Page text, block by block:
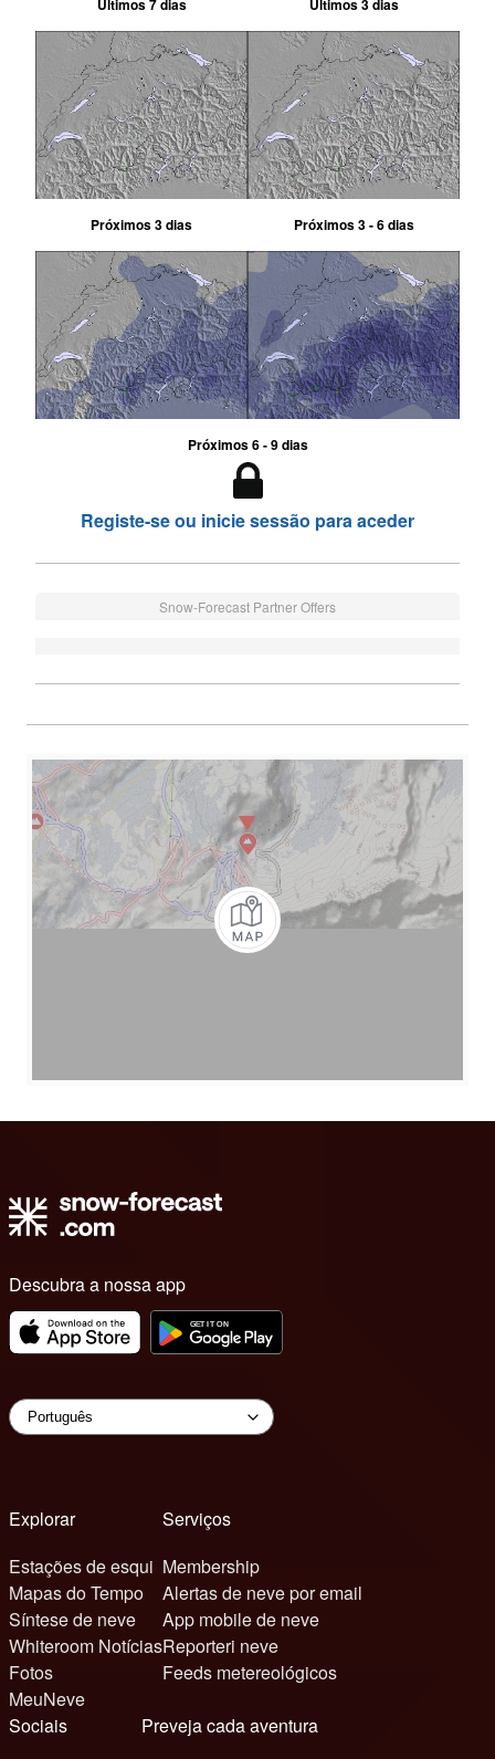
Últimos 7 dias Últimos 3 dias
Próximos 3 dias Próximos 3 - 6 dias
Próximos 6 - 9 dias
Registe-se ou inicie sessão para aceder
Snow-Forecast Partner Offers
Descubra a nossa app
Explorar
Estações de esqui
Mapas do Tempo
Síntese de neve
Whiteroom Notícias
Fotos
MeuNeve
Serviços
Membership
Alertas de neve por email
App mobile de neve
Reporteri neve
Feeds metereológicos
Sociais
Preveja cada aventura